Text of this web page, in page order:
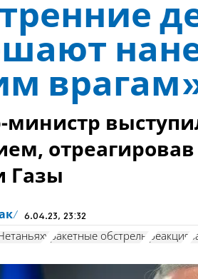
Газы
6.04.23, 23:32
ракетные обстрелы реакция